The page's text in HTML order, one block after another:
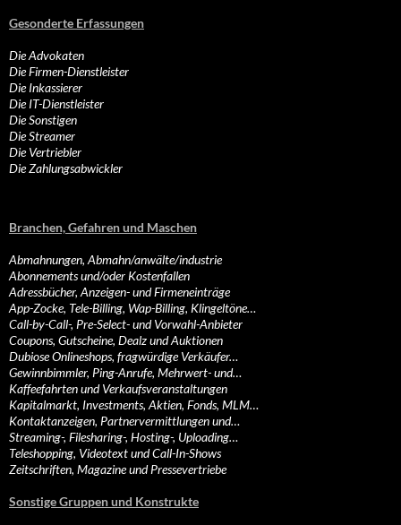
Gesonderte Erfassungen
Die Advokaten
Die Firmen-Dienstleister
Die Inkassierer
Die IT-Dienstleister
Die Sonstigen
Die Streamer
Die Vertriebler
Die Zahlungsabwickler
Branchen, Gefahren und Maschen
Abmahnungen, Abmahn/anwälte/industrie
Abonnements und/oder Kostenfallen
Adressbücher, Anzeigen- und Firmeneinträge
App-Zocke, Tele-Billing, Wap-Billing, Klingeltöne…
Call-by-Call-, Pre-Select- und Vorwahl-Anbieter
Coupons, Gutscheine, Dealz und Auktionen
Dubiose Onlineshops, fragwürdige Verkäufer…
Gewinnbimmler, Ping-Anrufe, Mehrwert- und…
Kaffeefahrten und Verkaufsveranstaltungen
Kapitalmarkt, Investments, Aktien, Fonds, MLM…
Kontaktanzeigen, Partnervermittlungen und…
Streaming-, Filesharing-, Hosting-, Uploading…
Teleshopping, Videotext und Call-In-Shows
Zeitschriften, Magazine und Pressevertriebe
Sonstige Gruppen und Konstrukte